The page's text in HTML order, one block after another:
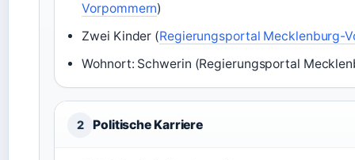
Vorpommern)
Zwei Kinder (Regierungsportal Mecklenburg-
Wohnort: Schwerin (Regierungsportal
2 Politische Karriere